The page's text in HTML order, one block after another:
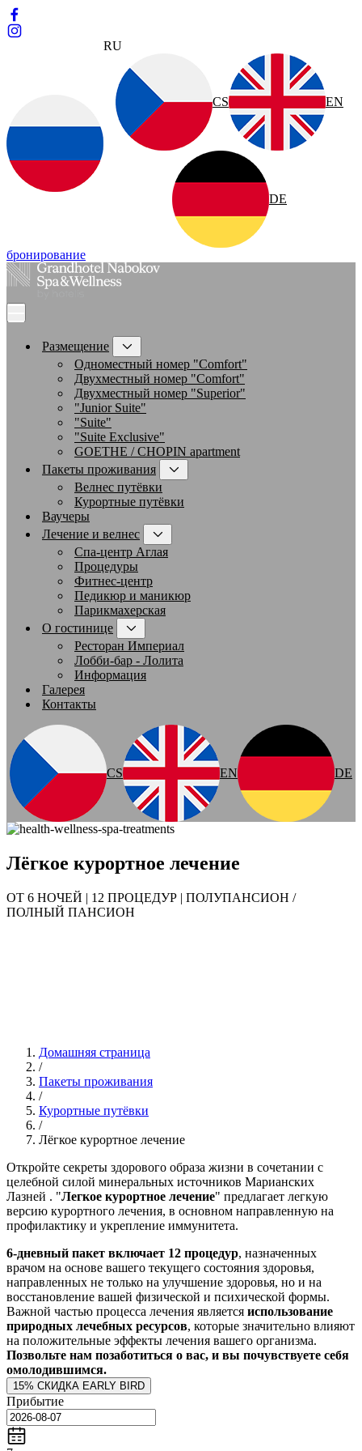
RU
CS EN
DE
бронирование
Размещение
Одноместный номер "Comfort"
Двухместный номер "Comfort"
Двухместный номер "Superior"
"Junior Suite"
"Suite"
"Suite Exclusive"
GOETHE / CHOPIN apartment
Пакеты проживания
Велнес путёвки
Курортные путёвки
Ваучеры
Лечение и велнес
Спа-центр Аглая
Процедуры
Фитнес-центр
Педикюр и маникюр
Парикмахерская
О гостинице
Ресторан Империал
Лобби-бар - Лолита
Информация
Галерея
Контакты
CS EN DE
Лёгкое курортное лечение
ОТ 6 НОЧЕЙ | 12 ПРОЦЕДУР | ПОЛУПАНСИОН /
ПОЛНЫЙ ПАНСИОН
Домашняя страница
/
Пакеты проживания
/
Курортные путёвки
/
Лёгкое курортное лечение
Откройте секреты здорового образа жизни в сочетании с
целебной силой минеральных источников Марианских
Лазней . "Легкое курортное лечение" предлагает легкую
версию курортного лечения, в основном направленную на
профилактику и укрепление иммунитета.
6-дневный пакет включает 12 процедур, назначенных
врачом на основе вашего текущего состояния здоровья,
направленных не только на улучшение здоровья, но и на
восстановление вашей физической и психической формы.
Важной частью процесса лечения является использование
природных лечебных ресурсов, которые значительно влияют
на положительные эффекты лечения вашего организма.
Позвольте нам позаботиться о вас, и вы почувствуете себя
омолодившимся.
15% СКИДКА EARLY BIRD
Прибытие